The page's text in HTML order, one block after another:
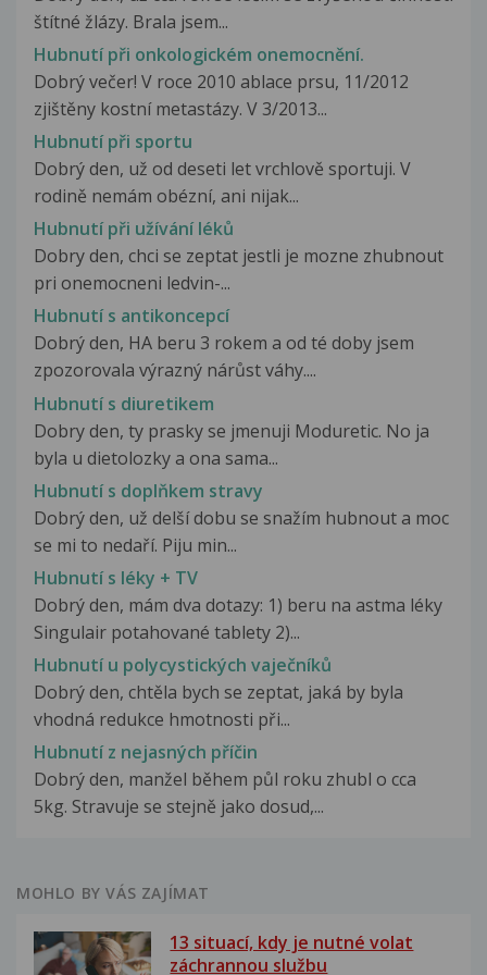
štítné žlázy. Brala jsem...
Hubnutí při onkologickém onemocnění.
Dobrý večer! V roce 2010 ablace prsu, 11/2012
zjištěny kostní metastázy. V 3/2013...
Hubnutí při sportu
Dobrý den, už od deseti let vrchlově sportuji. V
rodině nemám obézní, ani nijak...
Hubnutí při užívání léků
Dobry den, chci se zeptat jestli je mozne zhubnout
pri onemocneni ledvin-...
Hubnutí s antikoncepcí
Dobrý den, HA beru 3 rokem a od té doby jsem
zpozorovala výrazný nárůst váhy....
Hubnutí s diuretikem
Dobry den, ty prasky se jmenuji Moduretic. No ja
byla u dietolozky a ona sama...
Hubnutí s doplňkem stravy
Dobrý den, už delší dobu se snažím hubnout a moc
se mi to nedaří. Piju min...
Hubnutí s léky + TV
Dobrý den, mám dva dotazy: 1) beru na astma léky
Singulair potahované tablety 2)...
Hubnutí u polycystických vaječníků
Dobrý den, chtěla bych se zeptat, jaká by byla
vhodná redukce hmotnosti při...
Hubnutí z nejasných příčin
Dobrý den, manžel během půl roku zhubl o cca
5kg. Stravuje se stejně jako dosud,...
MOHLO BY VÁS ZAJÍMAT
13 situací, kdy je nutné volat
záchrannou službu